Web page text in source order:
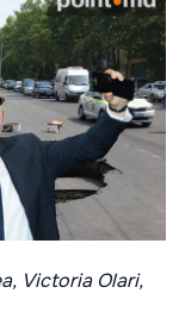
Victoria Olari,